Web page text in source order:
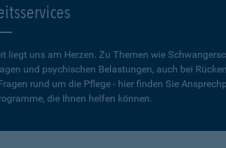
liegt uns am Herzen. Zu Themen wie
und psychischen Belastungen, auch bei
rund um die Pflege - hier finden Sie
die Ihnen helfen können.